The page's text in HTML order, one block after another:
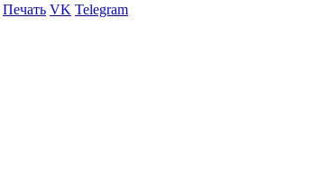
Печать VK Telegram